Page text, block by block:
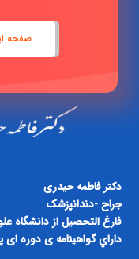
صفحه
دكتر فاطمه حيدری
جراح -دندانپزشک
فارغ التحصيل از دانشگاه
داراي گواهينامه ی دوره